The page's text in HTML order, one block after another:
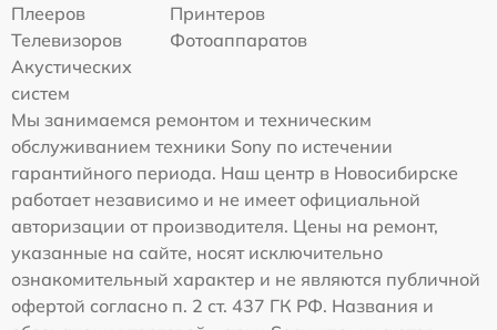
Плееров
Принтеров
Телевизоров
Фотоаппаратов
Акустических
систем
Мы занимаемся ремонтом и техническим
обслуживанием техники Sony по истечении
гарантийного периода. Наш центр в Новосибирске
работает независимо и не имеет официальной
авторизации от производителя. Цены на ремонт,
указанные на сайте, носят исключительно
ознакомительный характер и не являются публичной
офертой согласно п. 2 ст. 437 ГК РФ. Названия и